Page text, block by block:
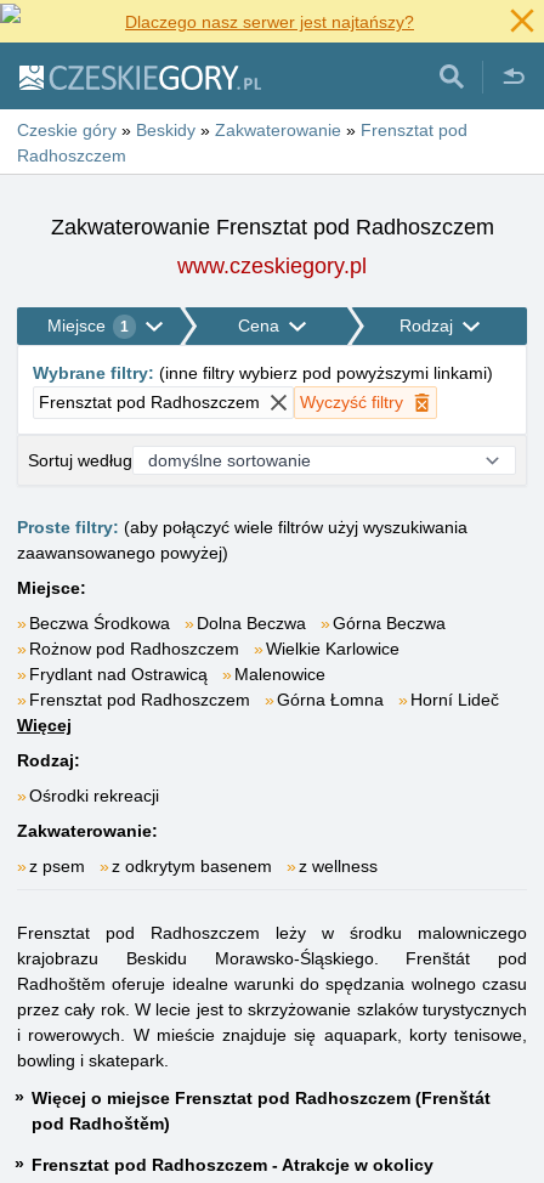
Dlaczego nasz serwer jest najtańszy?
Czeskie góry » Beskidy » Zakwaterowanie » Frensztat pod
Radhoszczem
Zakwaterowanie Frensztat pod Radhoszczem
www.czeskiegory.pl
Miejsce 1 Cena Rodzaj
Wybrane filtry: (inne filtry wybierz pod powyższymi linkami)
Frensztat pod Radhoszczem
Wyczyść filtry
Sortuj według
Proste filtry: (aby połączyć wiele filtrów użyj wyszukiwania
zaawansowanego powyżej)
Miejsce:
Beczwa Środkowa
Dolna Beczwa
Górna Beczwa
Rożnow pod Radhoszczem
Wielkie Karlowice
Frydlant nad Ostrawicą
Malenowice
Frensztat pod Radhoszczem
Górna Łomna
Horní Lideč
Więcej
Rodzaj:
Ośrodki rekreacji
Zakwaterowanie:
z psem
z odkrytym basenem z wellness
Frensztat pod Radhoszczem leży w środku malowniczego
krajobrazu Beskidu Morawsko-Śląskiego. Frenštát pod
Radhoštěm oferuje idealne warunki do spędzania wolnego czasu
przez cały rok. W lecie jest to skrzyżowanie szlaków turystycznych
i rowerowych. W mieście znajduje się aquapark, korty tenisowe,
bowling i skatepark.
Więcej o miejsce Frensztat pod Radhoszczem (Frenštát
pod Radhoštěm)
Frensztat pod Radhoszczem - Atrakcje w okolicy